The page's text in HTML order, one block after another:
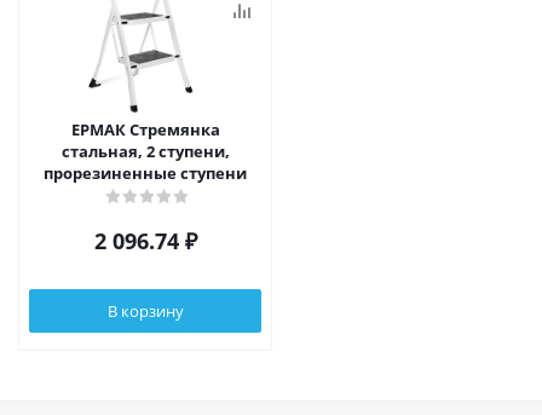
ЕРМАК Стремянка
стальная, 2 ступени,
прорезиненные ступени
2 096.74₽
В корзину